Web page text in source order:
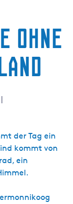
ohne
|
der Tag ein
kommt von
ein